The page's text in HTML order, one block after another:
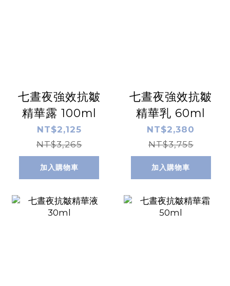
七晝夜強效抗皺
精華露 100ml
NT$2,125
NT$3,265
加入購物車
七晝夜強效抗皺
精華乳 60ml
NT$2,380
NT$3,755
加入購物車